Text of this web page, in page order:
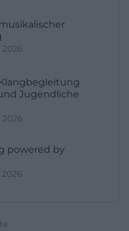
2026
Jugendliche
2026
powered by